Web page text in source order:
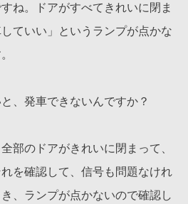
ね。ドアがすべてきれいに閉ま
ていい」というランプが点かな
、発車できないんですか？
部のドアがきれいに閉まって、
を確認して、信号も問題なけれ
、ランプが点かないので確認し